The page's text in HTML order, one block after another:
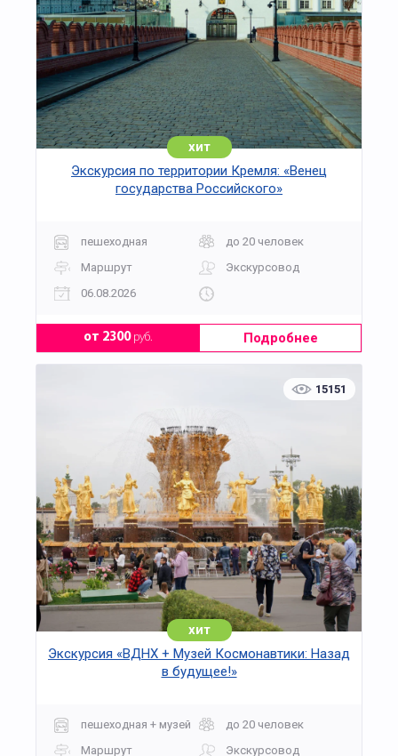
каков на вкус ароматный хлеб;
как украсить ароматный пончик и съесть его
тут же, за чаепитием.
Экскурсионная программа включает поездку на
комфортабельном автобусе в сопровождении
опытного экскурсовода, посещение и входные
билеты.
хит
Экскурсия по территории Кремля: «Венец
государства Российского»
пешеходная
до 20 человек
Маршрут
Экскурсовод
06.08.2026
от 2300руб. Подробнее
15151
хит
Экскурсия «ВДНХ + Музей Космонавтики: Назад
в будущее!»
пешеходная + музей
до 20 человек
Маршрут
Экскурсовод